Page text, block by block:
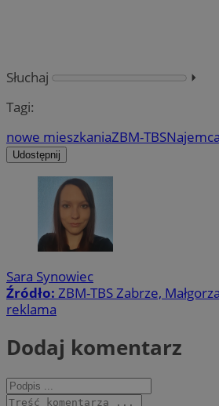
Słuchaj
⏵︎
Tagi:
nowe mieszkaniaZBM-TBSNajemca
Udostępnij
Sara Synowiec
Źródło: ZBM-TBS Zabrze,
reklama
Dodaj komentarz